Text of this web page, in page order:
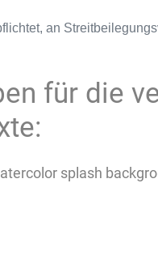
an
für die
splash